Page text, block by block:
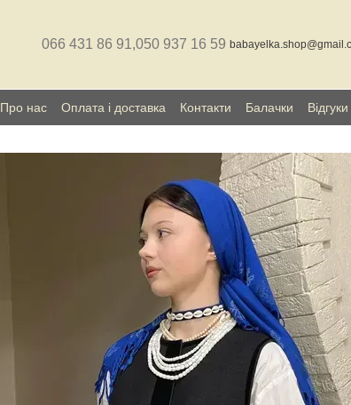
066 431 86 91,050 937 16 59
Про нас Оплата і доставка Контакти Балачки Відгуки